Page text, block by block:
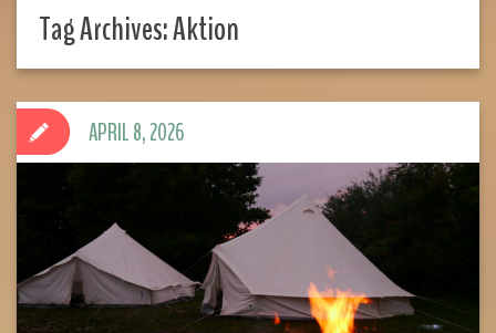
Tag Archives:Aktion
APRIL 8, 2026